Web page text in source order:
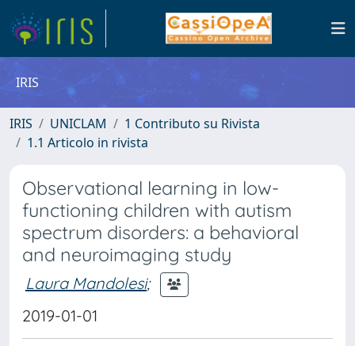
IRIS
IRIS UNICLAM
1 Contributo su Rivista
1.1 Articolo in rivista
Observational learning in low-
functioning children with autism
spectrum disorders: a behavioral
and neuroimaging study
Laura Mandolesi;
2019-01-01